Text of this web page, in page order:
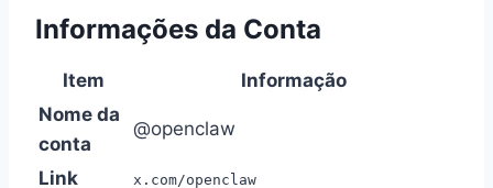
Informações da Conta
Item
Informação
Nome da
conta
@openclaw
Link x.com/openclaw